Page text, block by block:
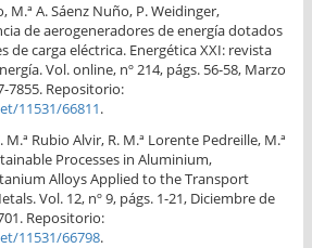
M.ª A. Sáenz Nuño, P. Weidinger,
de aerogeneradores de energía dotados
de carga eléctrica. Energética XXI: revista
Vol. online, nº 214, págs. 56-58, Marzo
7855. Repositorio:
11531/66811.
M.ª Rubio Alvir, R. M.ª Lorente Pedreille, M.ª
Processes in Aluminium,
Alloys Applied to the Transport
Vol. 12, nº 9, págs. 1-21, Diciembre de
Repositorio:
11531/66798.